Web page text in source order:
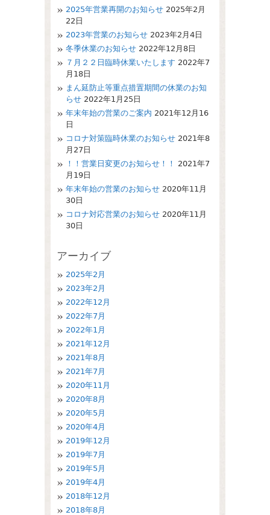
2025年営業再開のお知らせ 2025年2月
22日
2023年営業のお知らせ 2023年2月4日
冬季休業のお知らせ 2022年12月8日
７月２２日臨時休業いたします 2022年7
月18日
まん延防止等重点措置期間の休業のお知
らせ 2022年1月25日
年末年始の営業のご案内 2021年12月16
日
コロナ対策臨時休業のお知らせ 2021年8
月27日
！！営業日変更のお知らせ！！
2021年7
月19日
年末年始の営業のお知らせ 2020年11月
30日
コロナ対応営業のお知らせ 2020年11月
30日
アーカイブ
2025年2月
2023年2月
2022年12月
2022年7月
2022年1月
2021年12月
2021年8月
2021年7月
2020年11月
2020年8月
2020年5月
2020年4月
2019年12月
2019年7月
2019年5月
2019年4月
2018年12月
2018年8月